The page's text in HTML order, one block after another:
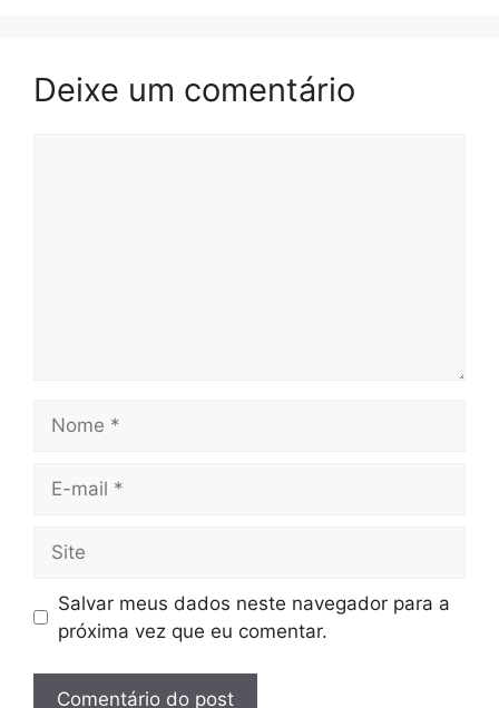
Deixe um comentário
mail
Salvar meus dados neste navegador para a
próxima vez que eu comentar.